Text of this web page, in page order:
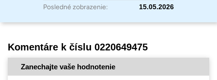
Posledné zobrazenie: 15.05.2026
Komentáre k číslu 0220649475
Zanechajte vaše hodnotenie